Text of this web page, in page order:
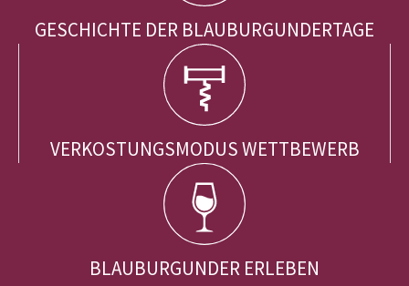
GESCHICHTE DER BLAUBURGUNDERTAGE
VERKOSTUNGSMODUS WETTBEWERB
BLAUBURGUNDER ERLEBEN